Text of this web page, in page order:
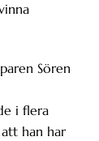
Sören
i flera
han har